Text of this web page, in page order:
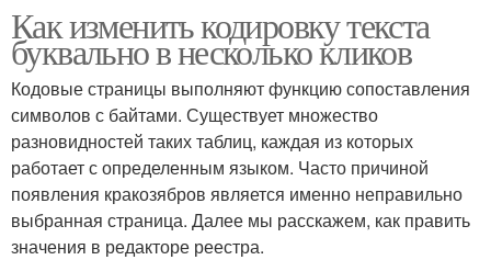
Как изменить кодировку текста
буквально в несколько кликов
Кодовые страницы выполняют функцию сопоставления
символов с байтами. Существует множество
разновидностей таких таблиц, каждая из которых
работает с определенным языком. Часто причиной
появления кракозябров является именно неправильно
выбранная страница. Далее мы расскажем, как править
значения в редакторе реестра.